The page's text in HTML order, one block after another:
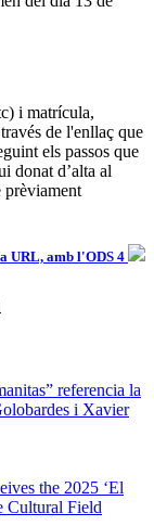
i matrícula,
de l'enllaç que
els passos que
donat d’alta al
URL, amb l'ODS 4
referencia la
i Xavier
the 2025 ‘El
Cultural Field